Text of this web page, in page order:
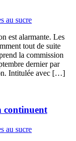
au sucre
est alarmante. Les
tout de suite
la commission
dernier par
Intitulée avec […]
continuent
au sucre